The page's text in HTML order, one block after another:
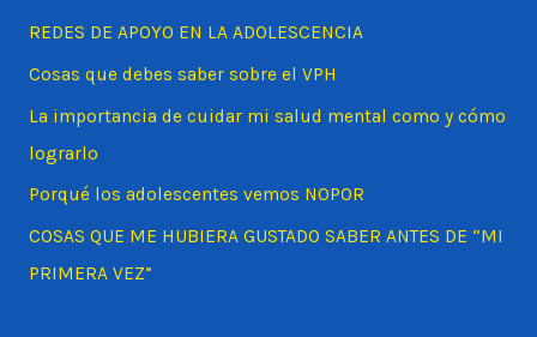
REDES DE APOYO EN LA ADOLESCENCIA
Cosas que debes saber sobre el VPH
La importancia de cuidar mi salud mental como y cómo
lograrlo
Porqué los adolescentes vemos NOPOR
COSAS QUE ME HUBIERA GUSTADO SABER ANTES DE “MI
PRIMERA VEZ”